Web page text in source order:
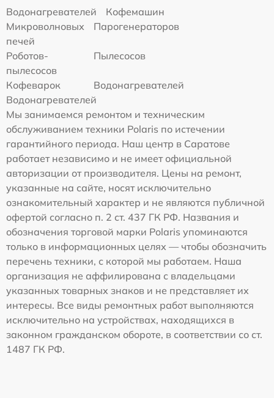
Водонагревателей
Кофемашин
Микроволновых
печей
Парогенераторов
Роботов-
пылесосов
Пылесосов
Кофеварок
Водонагревателей
Водонагревателей
Мы занимаемся ремонтом и техническим
обслуживанием техники Polaris по истечении
гарантийного периода. Наш центр в Саратове
работает независимо и не имеет официальной
авторизации от производителя. Цены на ремонт,
указанные на сайте, носят исключительно
ознакомительный характер и не являются публичной
офертой согласно п. 2 ст. 437 ГК РФ. Названия и
обозначения торговой марки Polaris упоминаются
только в информационных целях — чтобы обозначить
перечень техники, с которой мы работаем. Наша
организация не аффилирована с владельцами
указанных товарных знаков и не представляет их
интересы. Все виды ремонтных работ выполняются
исключительно на устройствах, находящихся в
законном гражданском обороте, в соответствии со ст.
1487 ГК РФ.